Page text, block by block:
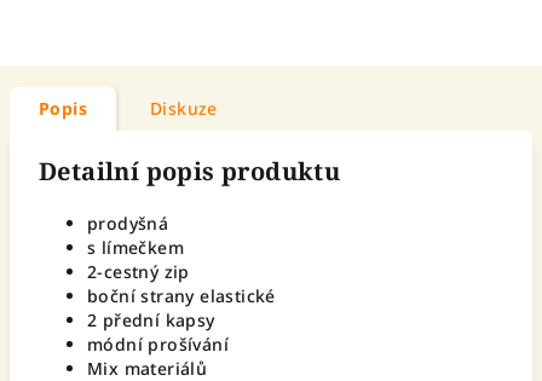
Popis Diskuze
Detailní popis produktu
prodyšná
s límečkem
2-cestný zip
boční strany elastické
2 přední kapsy
módní prošívání
Mix materiálů